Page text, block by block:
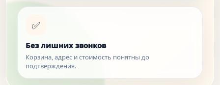
✅
Без лишних звонков
Корзина, адрес и стоимость понятны до
подтверждения.